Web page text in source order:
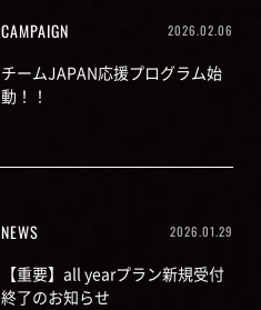
CAMPAIGN 2026.02.06
チームJAPAN応援プログラム始
動！！
NEWS 2026.01.29
【重要】all yearプラン新規受付
終了のお知らせ